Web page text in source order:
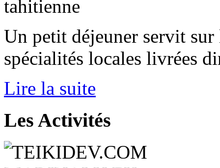
Un petit déjeuner servit sur
spécialités locales livrées
Lire la suite
Les Activités